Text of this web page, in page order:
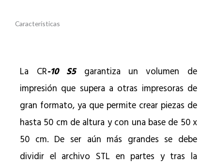
Características
La CR-10 S5 garantiza un volumen de
impresión que supera a otras impresoras de
gran formato, ya que permite crear piezas de
hasta 50 cm de altura y con una base de 50 x
50 cm. De ser aún más grandes se debe
dividir el archivo STL en partes y tras la